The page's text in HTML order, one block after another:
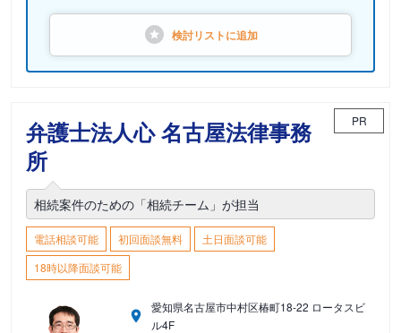
検討リストに追加
弁護士法人心 名古屋法律事務
所
PR
相続案件のための「相続チーム」が担当
電話相談可能 初回面談無料
土日面談可能
18時以降面談可能
愛知県名古屋市中村区椿町18-22 ロータスビ
ル4F